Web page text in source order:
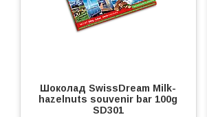
Шоколад SwissDream Milk-
hazelnuts souvenir bar 100g
SD301